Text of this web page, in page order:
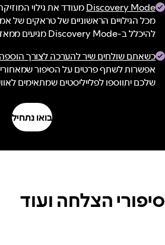
Discovery Mode
מכל הגילויים הראשוניים של טראקים של
להיכלל ב-Discovery Mode מגיעים ממאזינים בחו”ל.
כשאתם שולחים שיר להערכה לצורך הוספה
אפשרות לשתף פרטים על הסיפור
שלכם יתווספו לפלייליסטים שמתאימים
בואו נתחיל
סיפורי הצלחה ועוד